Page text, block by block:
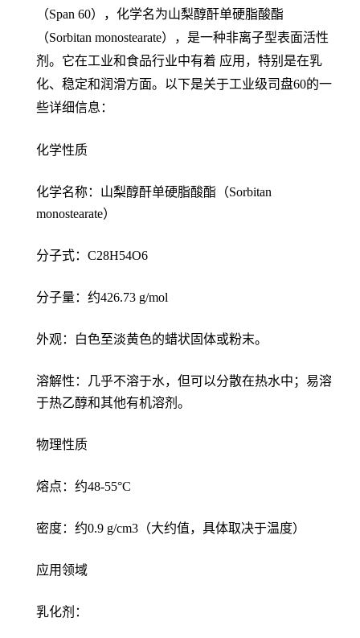
（Span 60），化学名为山梨醇酐单硬脂酸酯
（Sorbitan monostearate），是一种非离子型表面活性
剂。它在工业和食品行业中有着 应用，特别是在乳
化、稳定和润滑方面。以下是关于工业级司盘60的一
些详细信息：
化学性质
化学名称：山梨醇酐单硬脂酸酯（Sorbitan
monostearate）
分子式：C28H54O6
分子量：约426.73 g/mol
外观：白色至淡黄色的蜡状固体或粉末。
溶解性：几乎不溶于水，但可以分散在热水中；易溶
于热乙醇和其他有机溶剂。
物理性质
熔点：约48-55°C
密度：约0.9 g/cm3（大约值，具体取决于温度）
应用领域
乳化剂：